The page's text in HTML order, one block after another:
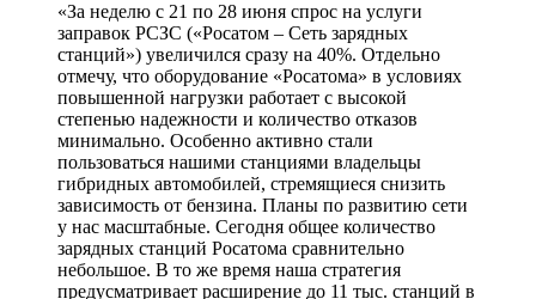
«За неделю с 21 по 28 июня спрос на услуги
заправок РСЗС («Росатом – Сеть зарядных
станций») увеличился сразу на 40%. Отдельно
отмечу, что оборудование «Росатома» в условиях
повышенной нагрузки работает с высокой
степенью надежности и количество отказов
минимально. Особенно активно стали
пользоваться нашими станциями владельцы
гибридных автомобилей, стремящиеся снизить
зависимость от бензина. Планы по развитию сети
у нас масштабные. Сегодня общее количество
зарядных станций Росатома сравнительно
небольшое. В то же время наша стратегия
предусматривает расширение до 11 тыс. станций в